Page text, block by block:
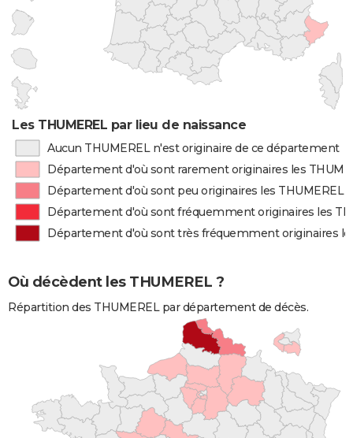
Les THUMEREL par lieu de naissance
Aucun THUMEREL n'est originaire de ce département
Département d'où sont rarement originaires les
Département d'où sont peu originaires les THUMEREL
Département d'où sont fréquemment originaires les
Département d'où sont très fréquemment originaires
Où décèdent les THUMEREL ?
Répartition des THUMEREL par département de décès.